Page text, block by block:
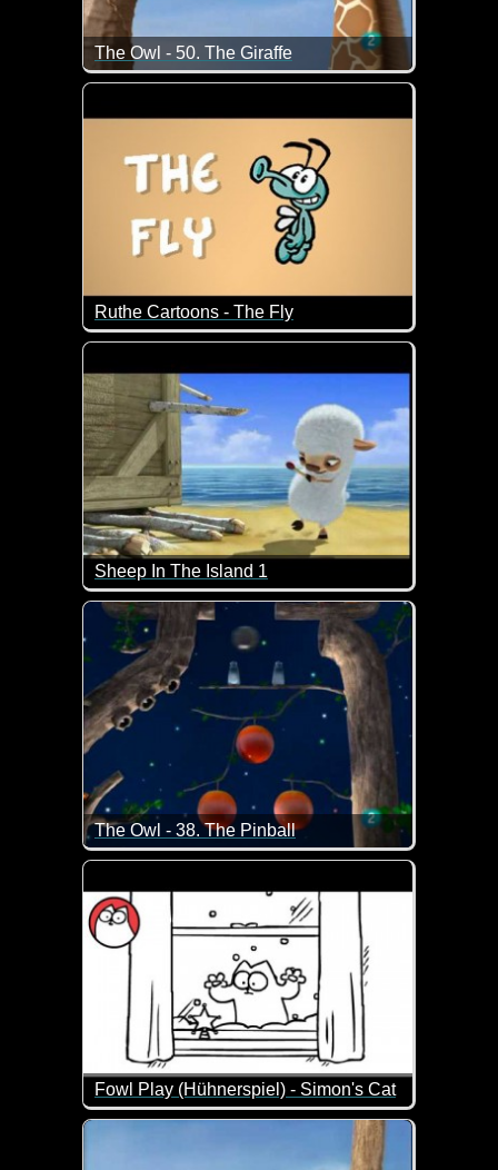
The Owl - 50. The Giraffe
So kann es gehen, wenn man Jemanden ärgern
Ruthe Cartoons - The Fly
Lustige Tiere in Ruthe's Cartoons. Gesprochen
Sheep In The Island 1
Nachdem das Frachtschiff untergegangen ist,
The Owl - 38. The Pinball
Auf dem eigenen Baum das Opfer eines Flipper-
Fowl Play (Hühnerspiel) - Simon's Cat
Na da würde ich mich aber auch bedanken, wenn